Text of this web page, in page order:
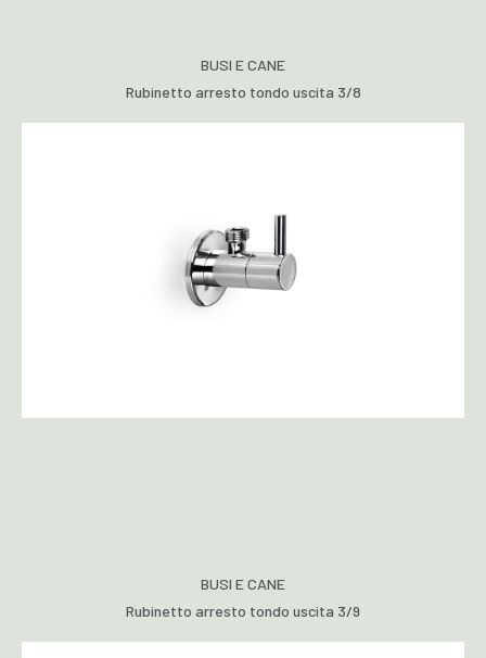
BUSI E CANE
Rubinetto arresto tondo uscita 3/8
BUSI E CANE
Rubinetto arresto tondo uscita 3/9